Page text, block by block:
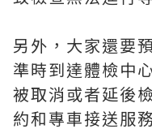
另外，大家還要
準時到達體檢中
被取消或者延後
約和專車接送服